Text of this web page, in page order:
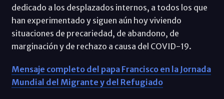
dedicado a los desplazados internos, a todos los que
han experimentado y siguen aún hoy viviendo
situaciones de precariedad, de abandono, de
marginación y de rechazo a causa del COVID-19.
Mensaje completo del papa Francisco en la Jornada
Mundial del Migrante y del Refugiado